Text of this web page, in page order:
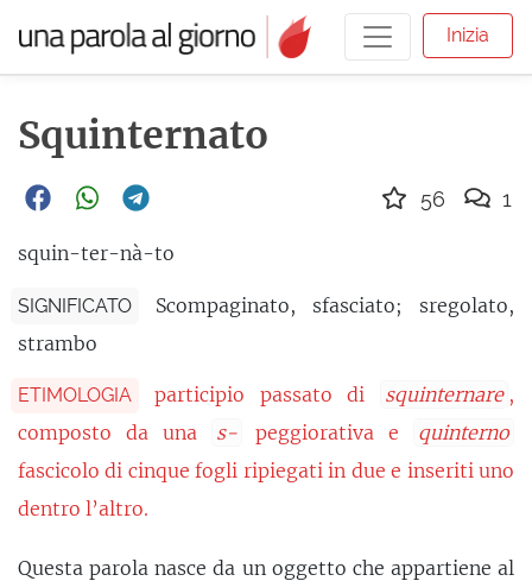
Inizia
Squinternato
squin-ter-nà-to
SIGNIFICATO
Scompaginato, sfasciato; sregolato,
strambo
ETIMOLOGIA participio passato di squinternare ,
composto da una
s- peggiorativa e
quinterno
fascicolo di cinque fogli ripiegati in due e inseriti uno
dentro l’altro.
Questa parola nasce da un oggetto che appartiene al
56 1